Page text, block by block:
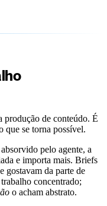
produção de conteúdo. É
que se torna possível.
absorvido pelo agente, a
e importa mais. Briefs
gostavam da parte de
concentrado;
o acham abstrato.